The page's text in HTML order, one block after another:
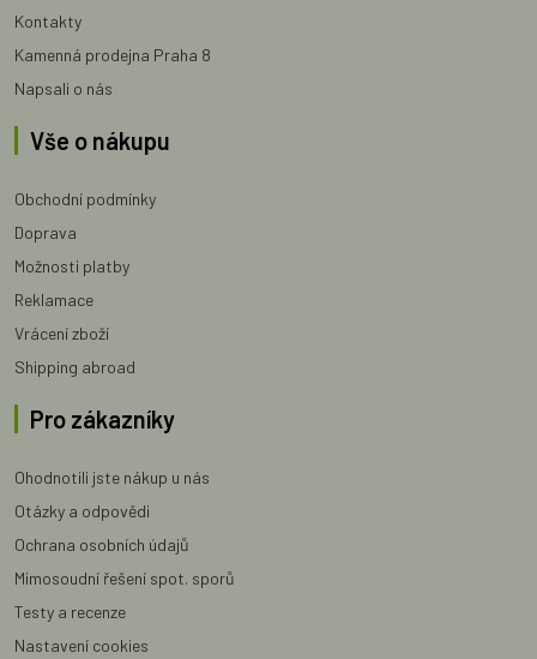
Kontakty
Kamenná prodejna Praha 8
Napsali o nás
Vše o nákupu
Obchodní podmínky
Doprava
Možnosti platby
Reklamace
Vrácení zboží
Shipping abroad
Pro zákazníky
Ohodnotili jste nákup u nás
Otázky a odpovědi
Ochrana osobních údajů
Mimosoudní řešení spot. sporů
Testy a recenze
Nastavení cookies